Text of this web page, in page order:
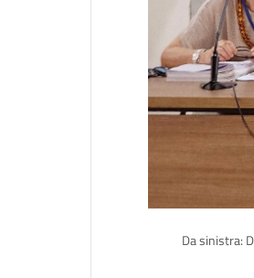
Da sinistra: